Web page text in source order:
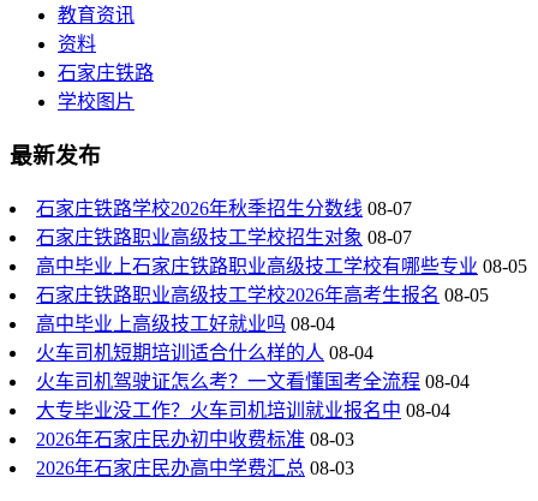
教育资讯
资料
石家庄铁路
学校图片
最新发布
石家庄铁路学校2026年秋季招生分数线 08-07
石家庄铁路职业高级技工学校招生对象 08-07
高中毕业上石家庄铁路职业高级技工学校有哪些专业 08-05
石家庄铁路职业高级技工学校2026年高考生报名 08-05
高中毕业上高级技工好就业吗 08-04
火车司机短期培训适合什么样的人 08-04
火车司机驾驶证怎么考？一文看懂国考全流程 08-04
大专毕业没工作？火车司机培训就业报名中 08-04
2026年石家庄民办初中收费标准 08-03
2026年石家庄民办高中学费汇总 08-03